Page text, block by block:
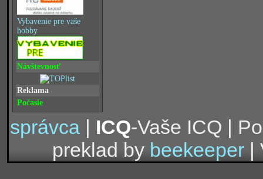
Vybavenie pre vaše
hobby
Návštevnosť
Reklama
Počasie
správca| ICQ-Vaše ICQ |
preklad by beekeeper|